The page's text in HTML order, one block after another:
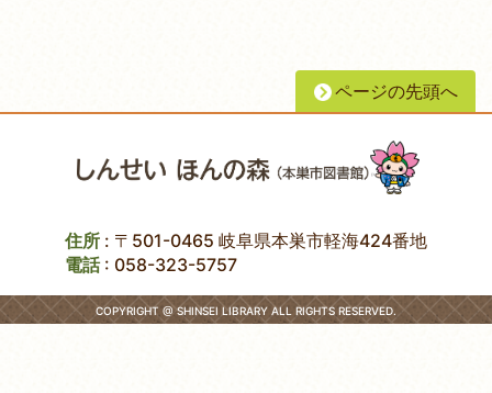
ページの先頭へ
住所 : 〒501-0465 岐阜県本巣市軽海424番地
電話: 058-323-5757
COPYRIGHT @ SHINSEI LIBRARY ALL RIGHTS RESERVED.